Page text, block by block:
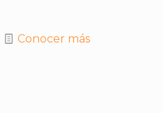
Conocer más